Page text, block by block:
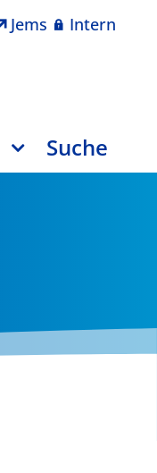
Jems Intern
Suche